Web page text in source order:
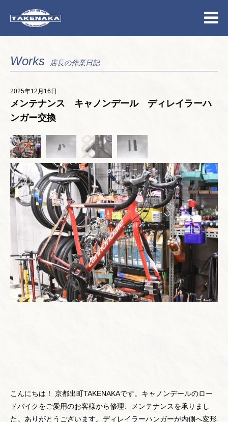
Works 店長の作業日記
2025年12月16日
メンテナンス キャノンデール ディレイラーハ
ンガー交換
こんにちは！ 京都出町TAKENAKAです。キャノンデールのロー
ドバイクをご愛用のお客様から修理、メンテナンスを承りまし
た。ありがとうございます。ディレイラーハンガーが内側へ変形